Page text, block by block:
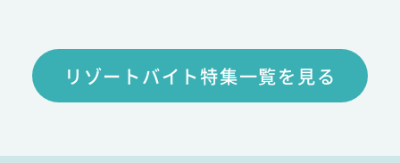
リゾートバイト特集一覧を見る